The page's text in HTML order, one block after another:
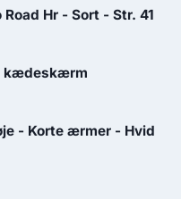
Hr - Sort - Str. 41
kædeskærm
- Korte ærmer - Hvid